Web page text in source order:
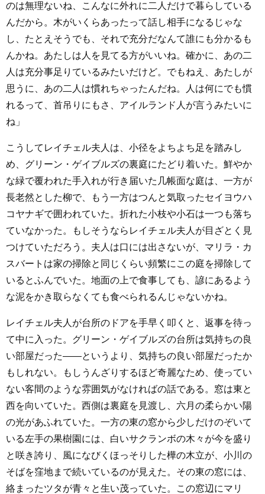
のは無理ないね、こんなに外れに二人だけで暮らしている
んだから。木がいくらあったって話し相手になるじゃな
し、たとえそうでも、それで充分だなんて誰にも分かるも
んかね。あたしは人を見てる方がいいね。確かに、あの二
人は充分事足りているみたいだけど。でもねえ、あたしが
思うに、あの二人は慣れちゃったんだね。人は何にでも慣
れるって、首吊りにもさ、アイルランド人が言うみたいに
ね」
こうしてレイチェル夫人は、小径をよちよち足を踏みし
め、グリーン・ゲイブルズの裏庭にたどり着いた。鮮やか
な緑で覆われた手入れが行き届いた几帳面な庭は、一方が
長老然とした柳で、もう一方はつんと気取ったセイヨウハ
コヤナギで囲われていた。折れた小枝や小石は一つも落ち
ていなかった。もしそうならレイチェル夫人が目ざとく見
つけていただろう。夫人は口には出さないが、マリラ・カ
スバートは家の掃除と同じくらい頻繁にこの庭を掃除して
いるとふんでいた。地面の上で食事しても、諺にあるよう
な泥をかき取らなくても食べられるんじゃないかね。
レイチェル夫人が台所のドアを手早く叩くと、返事を待っ
て中に入った。グリーン・ゲイブルズの台所は気持ちの良
い部屋だった――というより、気持ちの良い部屋だったか
もしれない。もしうんざりするほど奇麗なため、使ってい
ない客間のような雰囲気がなければの話である。窓は東と
西を向いていた。西側は裏庭を見渡し、六月の柔らかい陽
の光があふれていた。一方の東の窓から少しだけのぞいて
いる左手の果樹園には、白いサクランボの木々が今を盛り
と咲き誇り、風になびくほっそりした樺の木立が、小川の
そばを窪地まで続いているのが見えた。その東の窓には、
絡まったツタが青々と生い茂っていた。この窓辺にマリ